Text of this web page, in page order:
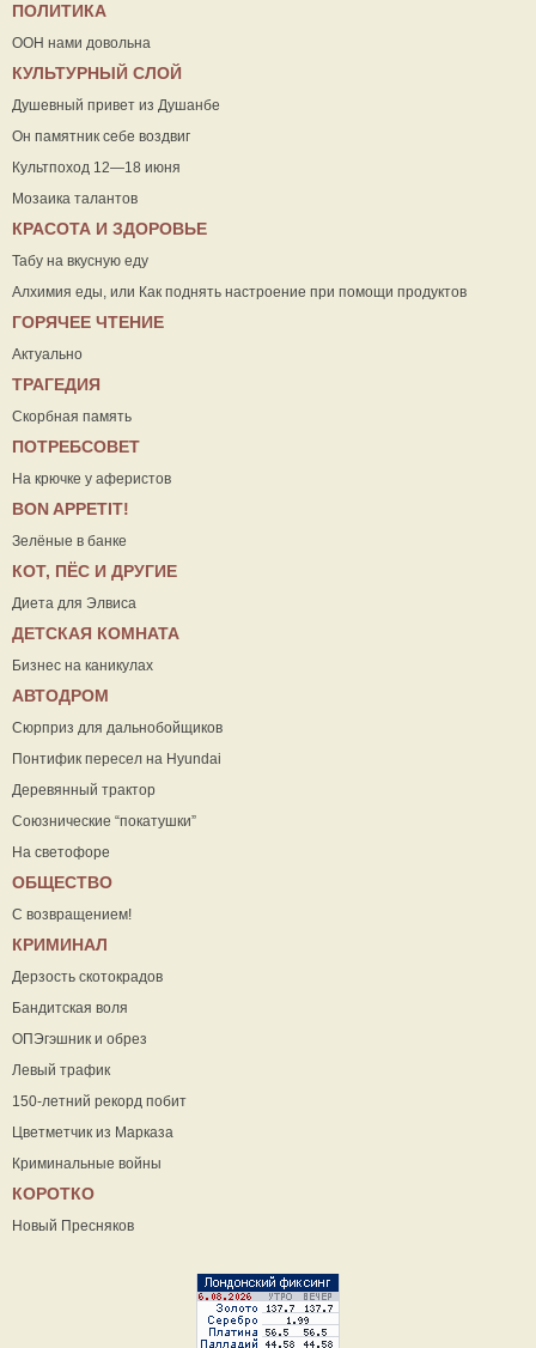
ПОЛИТИКА
ООН нами довольна
КУЛЬТУРНЫЙ СЛОЙ
Душевный привет из Душанбе
Он памятник себе воздвиг
Культпоход 12—18 июня
Мозаика талантов
КРАСОТА И ЗДОРОВЬЕ
Табу на вкусную еду
Алхимия еды, или Как поднять настроение при помощи продуктов
ГОРЯЧЕЕ ЧТЕНИЕ
Актуально
ТРАГЕДИЯ
Скорбная память
ПОТРЕБСОВЕТ
На крючке у аферистов
ВON APPETIT!
Зелёные в банке
КОТ, ПЁС И ДРУГИЕ
Диета для Элвиса
ДЕТСКАЯ КОМНАТА
Бизнес на каникулах
АВТОДРОМ
Сюрприз для дальнобойщиков
Понтифик пересел на Hyundai
Деревянный трактор
Союзнические “покатушки”
На светофоре
ОБЩЕСТВО
С возвращением!
КРИМИНАЛ
Дерзость скотокрадов
Бандитская воля
ОПЭгэшник и обрез
Левый трафик
150-летний рекорд побит
Цветметчик из Марказа
Криминальные войны
КОРОТКО
Новый Пресняков